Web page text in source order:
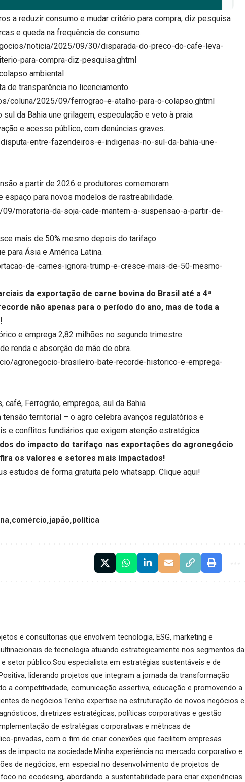
a reduzir consumo e mudar critério para compra, diz pesquisa
e queda na frequência de consumo.
noticia/2025/09/30/disparada-do-preco-do-cafe-leva-
para-compra-diz-pesquisa.ghtml
ambiental
de transparência no licenciamento.
coluna/2025/09/ferrograo-e-atalho-para-o-colapso.ghtml
da Bahia une grilagem, especulação e veto à praia
e acesso público, com denúncias graves.
entre-fazendeiros-e-indigenas-no-sul-da-bahia-une-
a partir de 2026 e produtores comemoram
espaço para novos modelos de rastreabilidade.
moratoria-da-soja-cade-mantem-a-suspensao-a-partir-de-
mais de 50% mesmo depois do tarifaço
para Ásia e América Latina.
de-carnes-ignora-trump-e-cresce-mais-de-50-mesmo-
da exportação de carne bovina do Brasil até a 4ª
não apenas para o período do ano, mas de toda a
e emprega 2,82 milhões no segundo trimestre
renda e absorção de mão de obra.
agronegocio-brasileiro-bate-recorde-historico-e-emprega-
café, Ferrogrão, empregos, sul da Bahia
territorial – o agro celebra avanços regulatórios e
e conflitos fundiários que exigem atenção estratégica.
do impacto do tarifaço nas exportações do agronegócio
os valores e setores mais impactados!
estudos de forma gratuita pelo whatsapp.Clique aqui!
comércio japão política
e consultorias que envolvem tecnologia, ESG, marketing e
de tecnologia atuando estrategicamente nos segmentos da
setor público.Sou especialista em estratégias sustentáveis e de
liderando projetos que integram a jornada da transformação
a competitividade, comunicação assertiva, educação e promovendo a
de negócios.Tenho expertise na estruturação de novos negócios e
diretrizes estratégicas, políticas corporativas e gestão
de estratégias corporativas e métricas de
privadas, com o fim de criar conexões que facilitem empresas
de impacto na sociedade.Minha experiência no mercado corporativo e
de negócios, em especial no desenvolvimento de projetos de
no ecodesing, abordando a sustentabilidade para criar experiências